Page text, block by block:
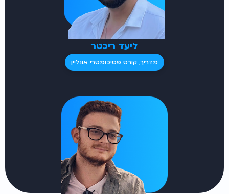
ליעד ריכטר
מדריך, קורס פסיכומטרי אונליין